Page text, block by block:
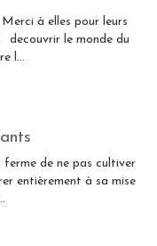
à elles pour leurs
decouvrir le monde du
l...
de ne pas cultiver
entièrement à sa mise